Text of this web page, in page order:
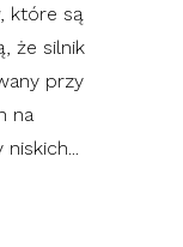
które są
że silnik
przy
na